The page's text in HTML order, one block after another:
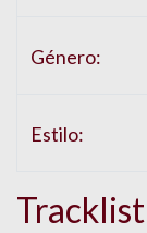
Género:
Estilo:
Tracklist